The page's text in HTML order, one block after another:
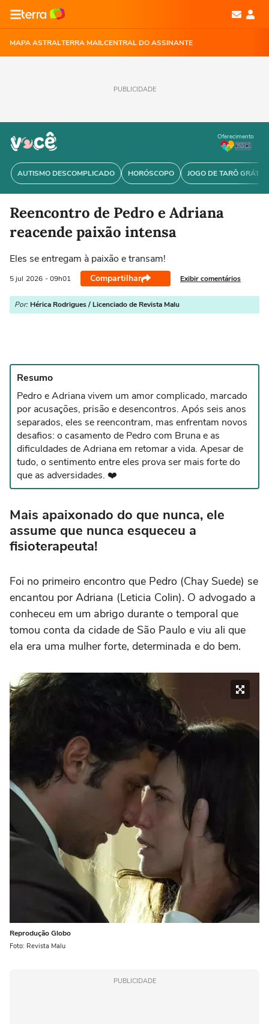
MAPA ASTRALTERRA MAILCENTRAL DO ASSINANTE
PUBLICIDADE
AUTISMO DESCOMPLICADO HORÓSCOPO JOGO DE TARÔ GRÁTIS
Oferecimento
Reencontro de Pedro e Adriana
reacende paixão intensa
Eles se entregam à paixão e transam!
5 jul 2026 - 09h01 Compartilhar Exibir comentários
Por: Hérica Rodrigues / Licenciado de Revista Malu
Resumo
Pedro e Adriana vivem um amor complicado, marcado
por acusações, prisão e desencontros. Após seis anos
separados, eles se reencontram, mas enfrentam novos
desafios: o casamento de Pedro com Bruna e as
dificuldades de Adriana em retomar a vida. Apesar de
tudo, o sentimento entre eles prova ser mais forte do
que as adversidades. ❤️
Mais apaixonado do que nunca, ele
assume que nunca esqueceu a
fisioterapeuta!
Foi no primeiro encontro que Pedro (Chay Suede) se
encantou por Adriana (Leticia Colin). O advogado a
conheceu em um abrigo durante o temporal que
tomou conta da cidade de São Paulo e viu ali que
ela era uma mulher forte, determinada e do bem.
Reprodução Globo
Foto: Revista Malu
PUBLICIDADE